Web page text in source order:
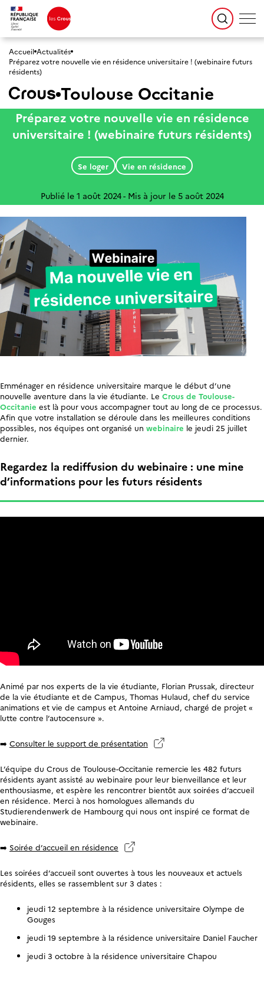
Accueil Actualités
Préparez votre nouvelle vie en résidence universitaire ! (webinaire futurs
résidents)
Toulouse Occitanie
Préparez votre nouvelle vie en résidence
universitaire ! (webinaire futurs résidents)
Se loger Vie en résidence
Publié le 1 août 2024 Mis à jour le 5 août 2024
Emménager en résidence universitaire marque le début d’une
nouvelle aventure dans la vie étudiante. Le Crous de Toulouse-
Occitanie est là pour vous accompagner tout au long de ce processus.
Afin que votre installation se déroule dans les meilleures conditions
possibles, nos équipes ont organisé un webinaire le jeudi 25 juillet
dernier.
Regardez la rediffusion du webinaire : une mine
d’informations pour les futurs résidents
Animé par nos experts de la vie étudiante, Florian Prussak, directeur
de la vie étudiante et de Campus, Thomas Hulaud, chef du service
animations et vie de campus et Antoine Arniaud, chargé de projet «
lutte contre l’autocensure ».
➡️ Consulter le support de présentation
L’équipe du Crous de Toulouse-Occitanie remercie les 482 futurs
résidents ayant assisté au webinaire pour leur bienveillance et leur
enthousiasme, et espère les rencontrer bientôt aux soirées d’accueil
en résidence. Merci à nos homologues allemands du
Studierendenwerk de Hambourg qui nous ont inspiré ce format de
webinaire.
➡️ Soirée d’accueil en résidence
Les soirées d’accueil sont ouvertes à tous les nouveaux et actuels
résidents, elles se rassemblent sur 3 dates :
jeudi 12 septembre à la résidence universitaire Olympe de
Gouges
jeudi 19 septembre à la résidence universitaire Daniel Faucher
jeudi 3 octobre à la résidence universitaire Chapou